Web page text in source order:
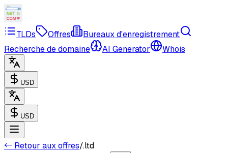
TLDs Offres
Bureaux d'enregistrement
Recherche de domaine
AI Generator Whois
USD
USD
← Retour aux offres/.ltd